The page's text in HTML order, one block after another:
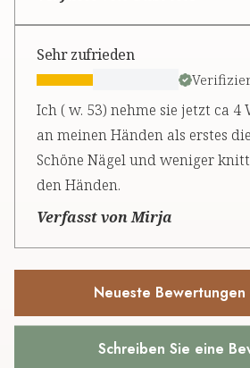
Sehr zufrieden
Ich ( w. 53) nehme sie jetzt ca 4
an meinen Händen als erstes
Schöne Nägel und weniger
den Händen.
Verfasst von Mirja
Neueste Bewertungen
Schreiben Sie eine